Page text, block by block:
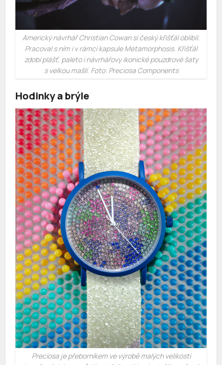
Americký návrhář Christian Cowan si český křišťál oblíbil.
Pracoval s ním i v rámci kapsule Metamorphosis. Křišťál
zdobí plášť, paleto i návrhářovy ikonické pouzdrové šaty
s velkou mašlí. Foto: Preciosa Components
Hodinky a brýle
Preciosa je přeborníkem ve výrobě malých velikostí